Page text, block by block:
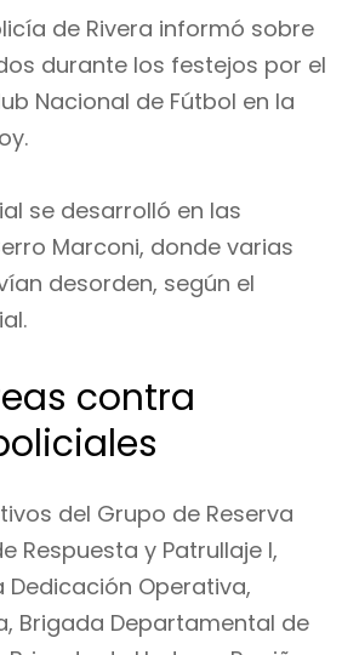
de Rivera informó sobre
durante los festejos por el
Nacional de Fútbol en la
se desarrolló en las
Marconi, donde varias
desorden, según el
contra
del Grupo de Reserva
Respuesta y Patrullaje I,
Dedicación Operativa,
Brigada Departamental de